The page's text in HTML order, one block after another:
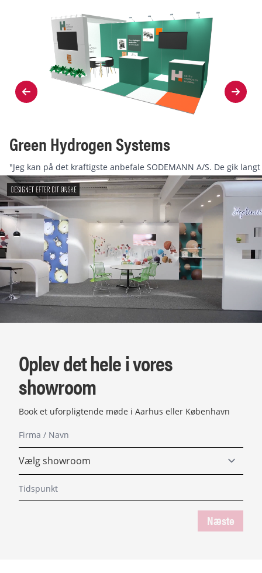
Green Hydrogen Systems
"Jeg kan på det kraftigste anbefale SODEMANN A/S. De gik langt
ud over det sædvanlige for at hjælpe os..."
Icon description
Se hele kundecasen
Oplev det hele i vores
showroom
Book et uforpligtende møde i Aarhus eller København
Næste